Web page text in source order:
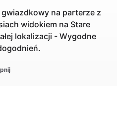
na parterze z
widokiem na Stare
lokalizacji - Wygodne